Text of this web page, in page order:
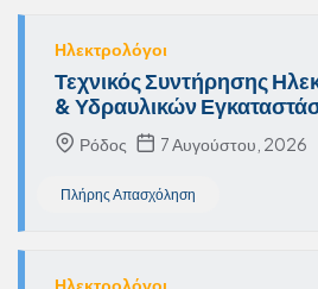
Ηλεκτρολόγοι
Τεχνικός Συντήρησης
& Υδραυλικών
Ρόδος 7 Αυγούστου, 2026
Πλήρης Απασχόληση
Ηλεκτρολόγοι